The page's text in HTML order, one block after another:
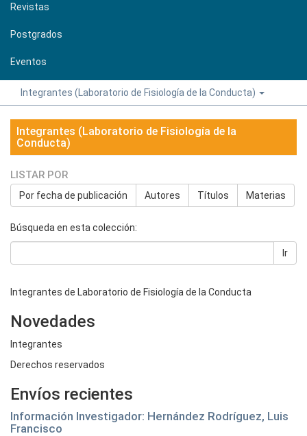
Revistas
Postgrados
Eventos
Integrantes (Laboratorio de Fisiología de la Conducta)
Integrantes (Laboratorio de Fisiología de la
Conducta)
LISTAR POR
Por fecha de publicación Autores Títulos Materias
Búsqueda en esta colección:
Ir
Integrantes de Laboratorio de Fisiología de la Conducta
Novedades
Integrantes
Derechos reservados
Envíos recientes
Información Investigador: Hernández Rodríguez, Luis
Francisco